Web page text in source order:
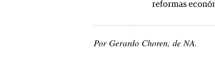
reformas
Por Gerardo Choren, de NA.